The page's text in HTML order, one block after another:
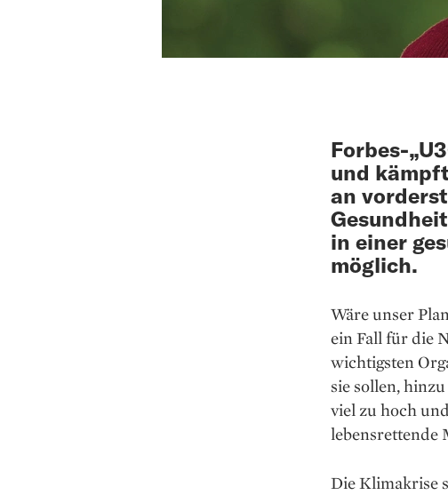
Forbes-
und
an
in einer
möglich.
Wäre unser
ein Fall für die
wichtigsten
sie sollen,
viel zu hoch
lebensrettende
Die Klimakrise